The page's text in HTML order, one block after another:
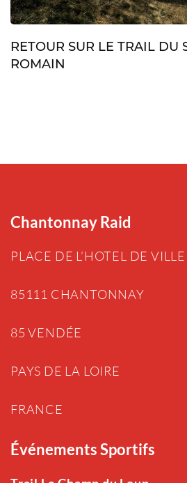
RETOUR SUR LE TRAIL DU
ROMAIN
Chantonnay Raid
PLACE DE L’HOTEL DE VILLE
85111 CHANTONNAY
85 VENDÉE
PAYS DE LA LOIRE
FRANCE
Événements Sportifs